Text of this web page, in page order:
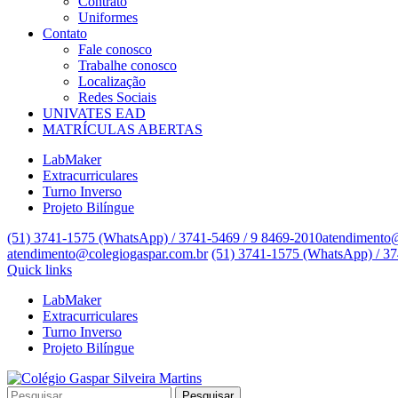
Uniformes
Contato
Fale conosco
Trabalhe conosco
Localização
Redes Sociais
UNIVATES EAD
MATRÍCULAS ABERTAS
LabMaker
Extracurriculares
Turno Inverso
Projeto Bilíngue
(51) 3741-1575 (WhatsApp) / 3741-5469 / 9 8469-2010
atendimento@colegiogaspar.com.br (51) 3741-1575 (WhatsApp) /
Quick links
LabMaker
Extracurriculares
Turno Inverso
Projeto Bilíngue
Pesquisar